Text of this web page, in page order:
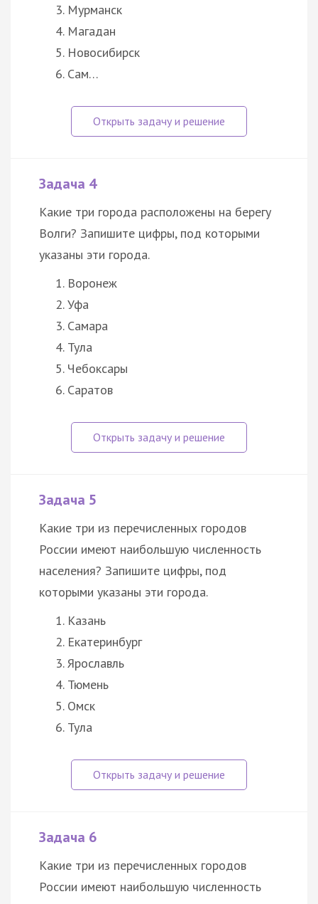
Мурманск
Магадан
Новосибирск
Сам…
Задача 4
Какие три города расположены на берегу
Волги? Запишите цифры, под которыми
указаны эти города.
Воронеж
Уфа
Самара
Тула
Чебоксары
Саратов
Задача 5
Какие три из перечисленных городов
России имеют наибольшую численность
населения? Запишите цифры, под
которыми указаны эти города.
Казань
Екатеринбург
Ярославль
Тюмень
Омск
Тула
Задача 6
Какие три из перечисленных городов
России имеют наибольшую численность